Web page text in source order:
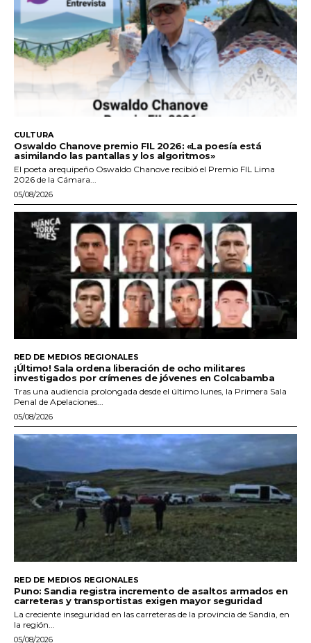
CULTURA
Oswaldo Chanove premio FIL 2026: «La poesía está
asimilando las pantallas y los algoritmos»
El poeta arequipeño Oswaldo Chanove recibió el Premio FIL Lima
2026 de la Cámara...
05/08/2026
RED DE MEDIOS REGIONALES
¡Último! Sala ordena liberación de ocho militares
investigados por crímenes de jóvenes en Colcabamba
Tras una audiencia prolongada desde el último lunes, la Primera Sala
Penal de Apelaciones...
05/08/2026
RED DE MEDIOS REGIONALES
Puno: Sandia registra incremento de asaltos armados en
carreteras y transportistas exigen mayor seguridad
La creciente inseguridad en las carreteras de la provincia de Sandia, en
la región...
05/08/2026